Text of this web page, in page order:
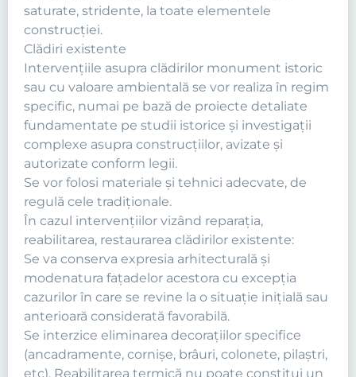
saturate, stridente, la toate elementele
construcţiei.
Clădiri existente
Intervenţiile asupra clădirilor monument istoric
sau cu valoare ambientală se vor realiza în regim
specific, numai pe bază de proiecte detaliate
fundamentate pe studii istorice şi investigaţii
complexe asupra construcţiilor, avizate şi
autorizate conform legii.
Se vor folosi materiale şi tehnici adecvate, de
regulă cele tradiţionale.
În cazul intervenţiilor vizând reparaţia,
reabilitarea, restaurarea clădirilor existente:
Se va conserva expresia arhitecturală şi
modenatura faţadelor acestora cu excepţia
cazurilor în care se revine la o situaţie iniţială sau
anterioară considerată favorabilă.
Se interzice eliminarea decoraţiilor specifice
(ancadramente, cornişe, brâuri, colonete, pilaştri,
etc). Reabilitarea termică nu poate constitui un